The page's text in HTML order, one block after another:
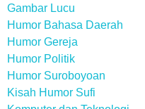
Gambar Lucu
Humor Bahasa Daerah
Humor Gereja
Humor Politik
Humor Suroboyoan
Kisah Humor Sufi